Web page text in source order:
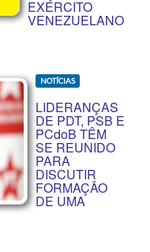
EXÉRCITO
VENEZUELANO
NOTÍCIAS
LIDERANÇAS
DE PDT, PSB E
PCdoB TÊM
SE REUNIDO
PARA
DISCUTIR
FORMAÇÃO
DE UMA